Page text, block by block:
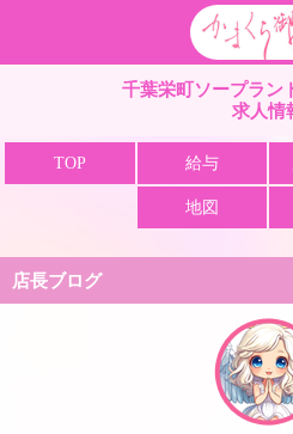
千葉栄町ソープラン
求人情
TOP 給与
地図
店長ブログ